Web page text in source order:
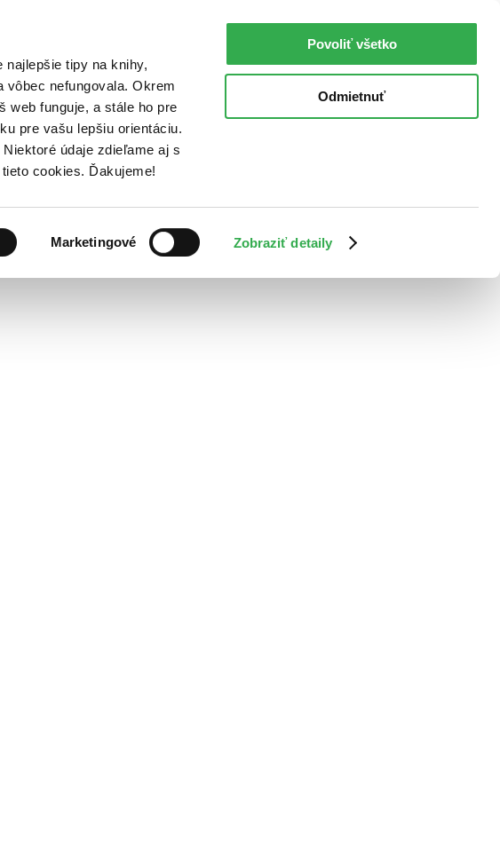
tipy na knihy,
vôbec nefungovala. Okrem
web funguje, a stále ho pre
pre vašu lepšiu orientáciu.
údaje zdieľame aj s
cookies. Ďakujeme!
Marketingové Zobraziť detaily
Povoliť všetko
Odmietnuť